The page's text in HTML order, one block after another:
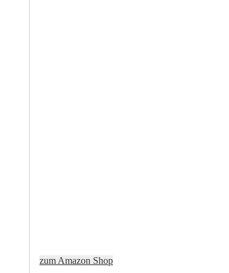
zum Amazon Shop